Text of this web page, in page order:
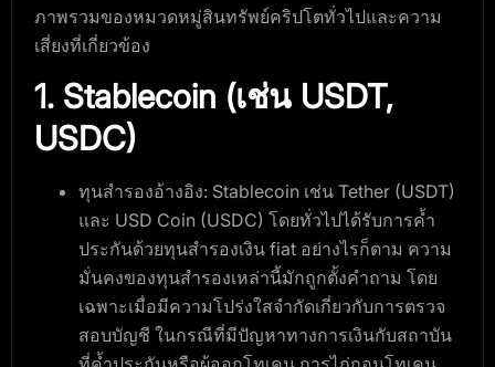
ภาพรวมของหมวดหมู่สินทรัพย์คริปโตทั่วไปและความ
เสี่ยงที่เกี่ยวข้อง
1. Stablecoin (เช่น USDT,
USDC)
ทุนสำรองอ้างอิง: Stablecoin เช่น Tether (USDT)
และ USD Coin (USDC) โดยทั่วไปได้รับการค้ำ
ประกันด้วยทุนสำรองเงิน fiat อย่างไรก็ตาม ความ
มั่นคงของทุนสำรองเหล่านี้มักถูกตั้งคำถาม โดย
เฉพาะเมื่อมีความโปร่งใสจำกัดเกี่ยวกับการตรวจ
สอบบัญชี ในกรณีที่มีปัญหาทางการเงินกับสถาบัน